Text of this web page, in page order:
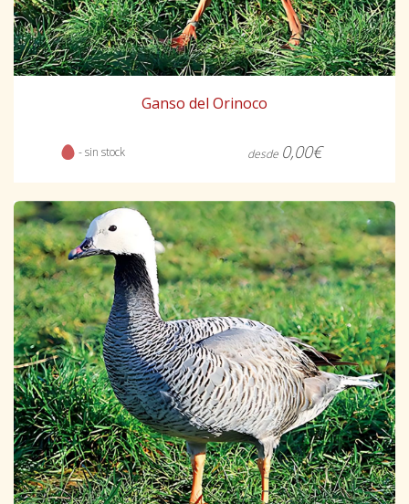
Ganso del Orinoco
- sin stock desde 0,00€